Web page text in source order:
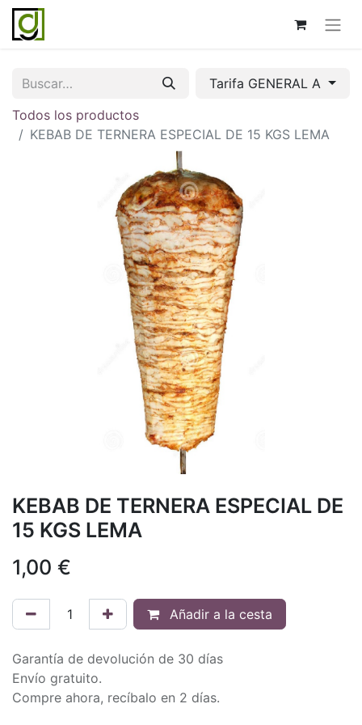
Tarifa GENERAL A
Todos los productos
KEBAB DE TERNERA ESPECIAL DE 15 KGS LEMA
KEBAB DE TERNERA ESPECIAL DE
15 KGS LEMA
1,00 €
Añadir a la cesta
Garantía de devolución de 30 días
Envío gratuito.
Compre ahora, recíbalo en 2 días.